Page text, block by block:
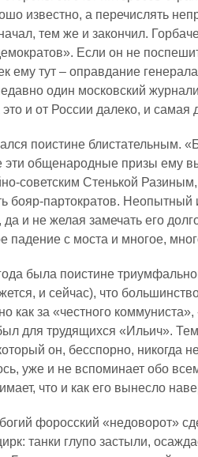
известно, а перечислять
тем же и закончил.
Если он не
ему тут – оправдание
один московский
и от России далеко, и самая
поистине блистательным.
эти общенародные призы ему
Стенькой
бояр‑партократов.
и не желая замечать его
падение с моста и многое,
была поистине
и сейчас), что
как за «честного
для трудящихся «Ильич».
он, бесспорно, никогда
уже и не вспоминает обо
что и как его вынесло
форосский «недоворот»
танки глупо застыли,